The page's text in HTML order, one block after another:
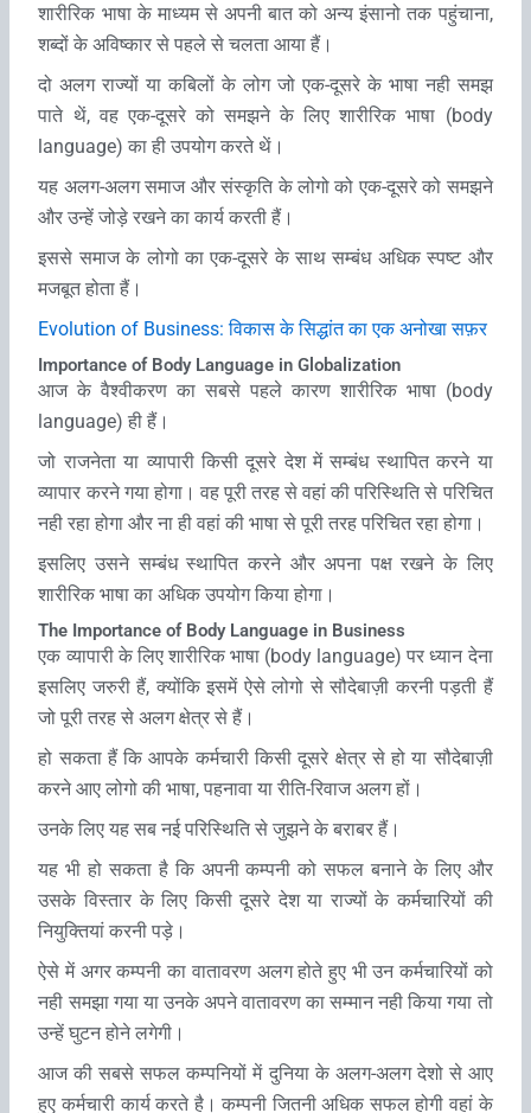
शारीरिक भाषा के माध्‍यम से अपनी बात को अन्‍य इंसानो तक पहुंचाना,
शब्‍दों के अविष्‍कार से पहले से चलता आया हैं।
दो अलग राज्‍यों या कबिलों के लोग जो एक-दूसरे के भाषा नही समझ
पाते थें, वह एक-दूसरे को समझने के लिए शारीरिक भाषा (body
language) का ही उपयोग करते थें।
यह अलग-अलग समाज और संस्कृति के लोगो को एक-दूसरे को समझने
और उन्‍हें जोड़े रखने का कार्य करती हैं।
इससे समाज के लोगो का एक-दूसरे के साथ सम्‍बंध अधिक स्‍पष्‍ट और
मजबूत होता हैं।
Evolution of Business: विकास के सिद्धांत का एक अनोखा सफ़र
Importance of Body Language in Globalization
आज के वैश्वीकरण का सबसे पहले कारण शारीरिक भाषा (body
language) ही हैं।
जो राजनेता या व्‍यापारी किसी दूसरे देश में सम्‍बंध स्‍थापित करने या
व्‍यापार करने गया होगा। वह पूरी तरह से वहां की परिस्थिति से परिचित
नही रहा होगा और ना ही वहां की भाषा से पूरी तरह परिचित रहा होगा।
इसलिए उसने सम्‍बंध स्‍थापित करने और अपना पक्ष रखने के लिए
शारीरिक भाषा का अधिक उपयोग किया होगा।
The Importance of Body Language in Business
एक व्‍यापारी के लिए शारीरिक भाषा (body language) पर ध्‍यान देना
इसलिए जरुरी हैं, क्‍योंकि इसमें ऐसे लोगो से सौदेबाज़ी करनी पड़ती हैं
जो पूरी तरह से अलग क्षेत्र से हैं।
हो सकता हैं कि आपके कर्मचारी किसी दूसरे क्षेत्र से हो या सौदेबाज़ी
करने आए लोगो की भाषा, पहनावा या रीति-रिवाज अलग हों।
उनके लिए यह सब नई परिस्थिति से जुझने के बराबर हैं।
यह भी हो सकता है कि अपनी कम्‍पनी को सफल बनाने के लिए और
उसके विस्‍तार के लिए किसी दूसरे देश या राज्‍यों के कर्मचारियों की
नियुक्तियां करनी पड़े।
ऐसे में अगर कम्‍पनी का वातावरण अलग होते हुए भी उन कर्मचारियों को
नही समझा गया या उनके अपने वातावरण का सम्मान नही किया गया तो
उन्हें घुटन होने लगेगी।
आज की सबसे सफल कम्पनियों में दुनिया के अलग-अलग देशो से आए
हुए कर्मचारी कार्य करते है। कम्‍पनी जितनी अधिक सफल होगी वहां के